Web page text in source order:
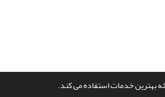
بهترین خدمات استفاده می کند.
سازی ازسیناوب